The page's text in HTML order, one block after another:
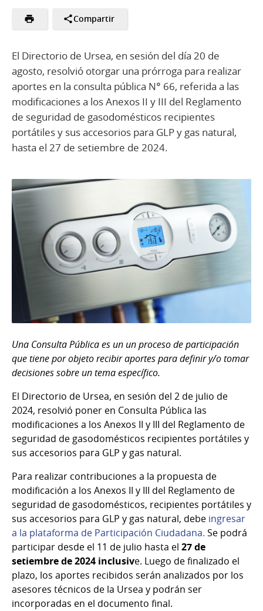
Compartir
El Directorio de Ursea, en sesión del día 20 de
agosto, resolvió otorgar una prórroga para realizar
aportes en la consulta pública N° 66, referida a las
modificaciones a los Anexos II y III del Reglamento
de seguridad de gasodomésticos recipientes
portátiles y sus accesorios para GLP y gas natural,
hasta el 27 de setiembre de 2024.
Una Consulta Pública es un un proceso de participación
que tiene por objeto recibir aportes para definir y/o tomar
decisiones sobre un tema específico.
El Directorio de Ursea, en sesión del 2 de julio de
2024, resolvió poner en Consulta Pública las
modificaciones a los Anexos II y III del Reglamento de
seguridad de gasodomésticos recipientes portátiles y
sus accesorios para GLP y gas natural.
Para realizar contribuciones a la propuesta de
modificación a los Anexos II y III del Reglamento de
seguridad de gasodomésticos, recipientes portátiles y
sus accesorios para GLP y gas natural, debe ingresar
a la plataforma de Participación Ciudadana. Se podrá
participar desde el 11 de julio hasta el 27 de
setiembre de 2024 inclusive. Luego de finalizado el
plazo, los aportes recibidos serán analizados por los
asesores técnicos de la Ursea y podrán ser
incorporadas en el documento final.